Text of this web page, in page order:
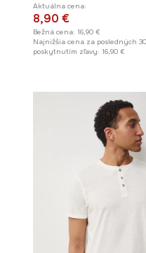
Aktuálna cena:
8,90 €
Bežná cena: 16,90 €
Najnižšia cena za posledných
poskytnutím zľavy: 16,90 €